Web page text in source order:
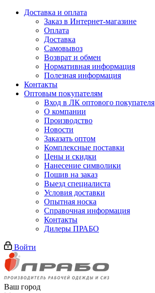
Доставка и оплата
Заказ в Интернет-магазине
Оплата
Доставка
Самовывоз
Возврат и обмен
Нормативная информация
Полезная информация
Контакты
Оптовым покупателям
Вход в ЛК оптового покупателя
О компании
Производство
Новости
Заказать оптом
Комплексные поставки
Цены и скидки
Нанесение символики
Пошив на заказ
Выезд специалиста
Условия доставки
Опытная носка
Справочная информация
Контакты
Дилеры ПРАБО
Войти
Ваш город